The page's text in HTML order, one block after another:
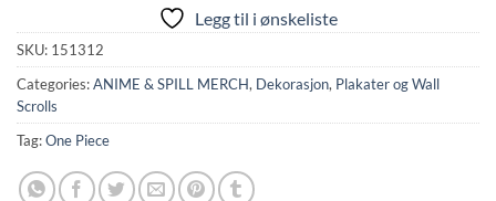
Legg til i ønskeliste
SKU: 151312
Categories:ANIME & SPILL MERCH, Dekorasjon, Plakater og Wall
Scrolls
Tag:One Piece